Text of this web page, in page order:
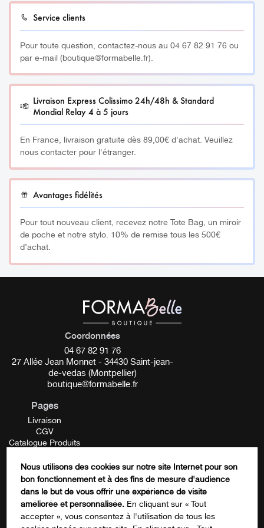
• Détoxifie
• Améliore et favorise la circulation sanguine
• Bénéfique pour le corp et l’esprit
D’autres Gua Shaici
Service clients
Pour toute question, contactez-nous au 04 67 82 91 76 ou
par e-mail (boutique@formabelle.fr).
Livraison Express Colissimo 24h/48h & Standard
Mondial Relay 4 à 5 jours
En France, livraison gratuite dès 89,00€ d'achat. Veuillez
nous contacter pour l'étranger.
Avantages fidélités
Pour tout nouveau client, recevez notre Tote Bag, un miroir
de poche et notre stylo. 10% de remise tous les 500€
d’achat.
Facebook
Coordonnées
04 67 82 91 76
27 Allée Jean Monnet - 34430 Saint-jean-
de-vedas (Montpellier)
boutique@formabelle.fr
Pages
Livraison
CGV
Catalogue Produits
Contactez-nous
FORMATION
Nous utilisons des cookies sur notre site Internet pour son
bon fonctionnement et à des fins de mesure d'audience
dans le but de vous offrir une expérience de visite
améliorée et personnalisée. En cliquant sur « Tout
accepter », vous consentez à l'utilisation de tous les